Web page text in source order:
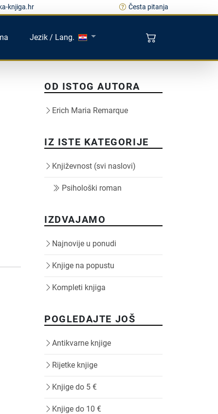
knjiga.hr Česta pitanja
Jezik / Lang.
OD ISTOG AUTORA
Erich Maria Remarque
IZ ISTE KATEGORIJE
Književnost (svi naslovi)
Psihološki roman
IZDVAJAMO
Najnovije u ponudi
Knjige na popustu
Kompleti knjiga
POGLEDAJTE JOŠ
Antikvarne knjige
Rijetke knjige
Knjige do 5 €
Knjige do 10 €